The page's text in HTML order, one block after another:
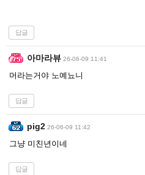
답글
아마라뷰 26-06-09 11:41
머라는거야 노예뇨니
답글
pig2 26-06-09 11:42
그냥 미친년이네
답글